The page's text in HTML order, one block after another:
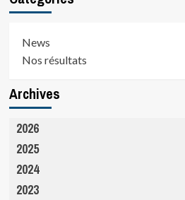
News
Nos résultats
Archives
2026
2025
2024
2023